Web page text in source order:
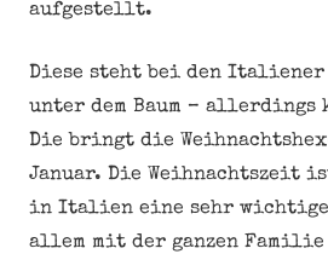
aufgestellt.
Diese steht bei den Italiener
unter dem Baum – allerdings
Die bringt die
Januar. Die Weihnachtszeit
in Italien eine sehr
allem mit der ganzen